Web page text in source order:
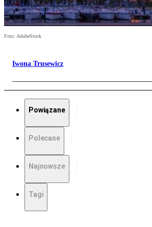
Foto: AdobeStock
Iwona Trusewicz
Powiązane
Polecane
Najnowsze
Tagi